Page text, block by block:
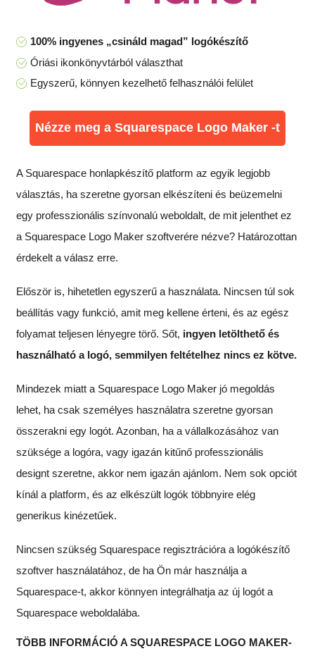
100% ingyenes „csináld magad” logókészítő
Óriási ikonkönyvtárból választhat
Egyszerű, könnyen kezelhető felhasználói felület
Nézze meg a Squarespace Logo Maker -t
A Squarespace honlapkészítő platform az egyik legjobb
választás, ha szeretne gyorsan elkészíteni és beüzemelni
egy professzionális színvonalú weboldalt, de mit jelenthet ez
a Squarespace Logo Maker szoftverére nézve? Határozottan
érdekelt a válasz erre.
Először is, hihetetlen egyszerű a használata. Nincsen túl sok
beállítás vagy funkció, amit meg kellene érteni, és az egész
folyamat teljesen lényegre törő. Sőt, ingyen letölthető és
használható a logó, semmilyen feltételhez nincs ez kötve.
Mindezek miatt a Squarespace Logo Maker jó megoldás
lehet, ha csak személyes használatra szeretne gyorsan
összerakni egy logót. Azonban, ha a vállalkozásához van
szüksége a logóra, vagy igazán kitűnő professzionális
designt szeretne, akkor nem igazán ajánlom. Nem sok opciót
kínál a platform, és az elkészült logók többnyire elég
generikus kinézetűek.
Nincsen szükség Squarespace regisztrációra a logókészítő
szoftver használatához, de ha Ön már használja a
Squarespace-t, akkor könnyen integrálhatja az új logót a
Squarespace weboldalába.
TÖBB INFORMÁCIÓ A SQUARESPACE LOGO MAKER-